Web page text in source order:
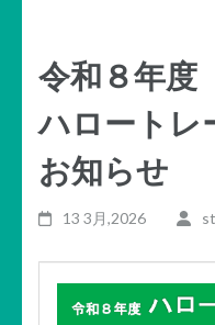
令和８年度
ハロートレ
お知らせ
13 3月,2026